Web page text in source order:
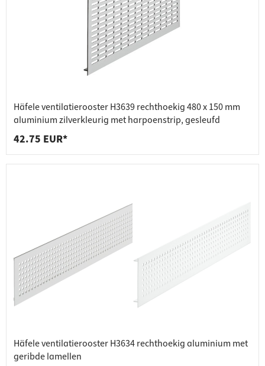
Häfele ventilatierooster H3639 rechthoekig 480 x 150 mm
aluminium zilverkleurig met harpoenstrip, gesleufd
42.75 EUR*
Häfele ventilatierooster H3634 rechthoekig aluminium met
geribde lamellen